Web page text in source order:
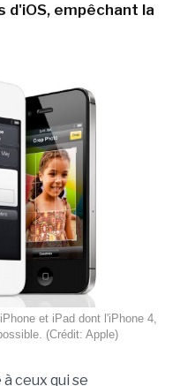
empêchant la
et iPad dont l'iPhone 4,
(Crédit: Apple)
ceux qui se